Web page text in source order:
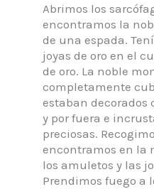
Abrimos los
encontramos la
de una espada.
joyas de oro en el
de oro. La noble
completamente
estaban decorados
y por fuera e
preciosas.
encontramos en la
los amuletos y las
Prendimos fuego a